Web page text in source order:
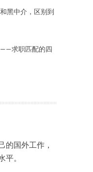
黑中介，区别到
求职匹配的四
的国外工作，
平。